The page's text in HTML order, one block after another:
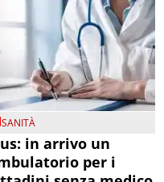
SANITÀ
in arrivo un
per i